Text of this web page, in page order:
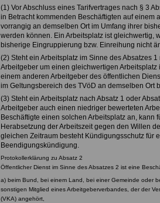
(1) Vor Abschluss eines Tarifvertrages nach § 3
in Betracht kommenden Beschäftigten auf einem
vorrangig an demselben Ort im Umfang ihrer
werden können. Ein Arbeitsplatz ist gleichwertig,
bisherige Eingruppierung bzw. Einreihung nicht
(2) Steht ein Arbeitsplatz im Sinne des Absatzes
Arbeitgeber um einen gleichwertigen
einem anderen Arbeitgeber des öffentlichen
im Geltungsbereich des TVöD an demselben Ort
(3) Steht ein Arbeitsplatz nach Absatz 1 oder
Arbeitgeber auch einen niedriger bewerteten
Beschäftigte einen solchen Arbeitsplatz an, kann
Herabsetzung der Arbeitszeit gegen den Willen
gleichen Zeitraum besteht Kündigungsschutz für
Beendigungskündigung.
Protokollerklärung zu Absatz 2
Öffentlicher Dienst im Sinne des Absatzes 2 ist eine
a) beim Bund, bei einem Land, bei einer Gemeinde oder
sonstigen Mitglied eines Arbeitgeberverbandes, der der
(VKA) angehört,